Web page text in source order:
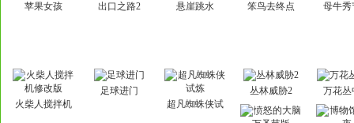
苹果女孩 出口之路2 悬崖跳水 笨鸟去终点 母牛秀
火柴人搅拌机
足球进门
超凡蜘蛛侠试
丛林威胁2 万花丛